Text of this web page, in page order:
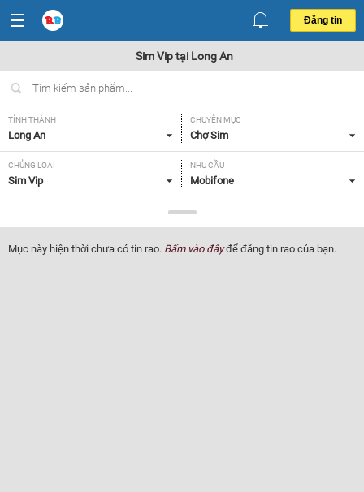
Đăng tin
Sim Vip tại Long An
TỈNH THÀNH
Long An
CHUYÊN MỤC
Chợ Sim
CHỦNG LOẠI
Sim Vip
NHU CẦU
Mobifone
Tất cả
Mục này hiện thời chưa có tin rao. Bấm vào đâyđể đăng tin rao của bạn.